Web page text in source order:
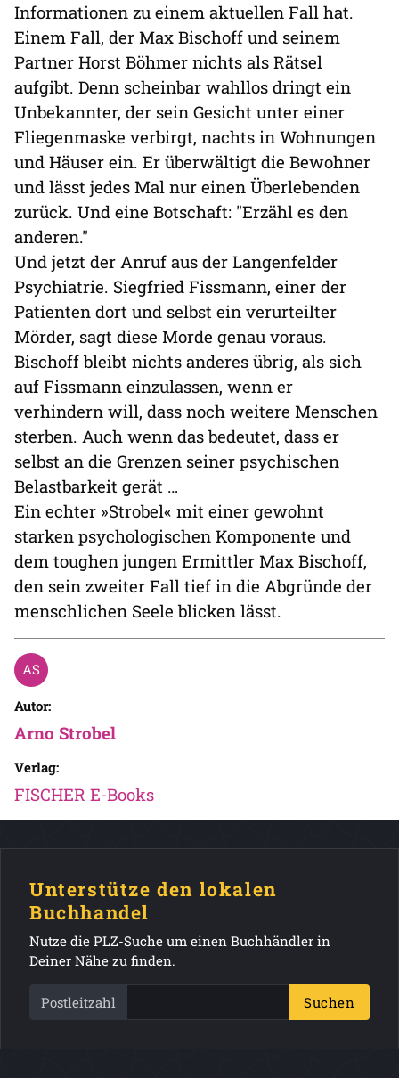
Informationen zu einem aktuellen Fall hat.
Einem Fall, der Max Bischoff und seinem
Partner Horst Böhmer nichts als Rätsel
aufgibt. Denn scheinbar wahllos dringt ein
Unbekannter, der sein Gesicht unter einer
Fliegenmaske verbirgt, nachts in Wohnungen
und Häuser ein. Er überwältigt die Bewohner
und lässt jedes Mal nur einen Überlebenden
zurück. Und eine Botschaft: "Erzähl es den
anderen."
Und jetzt der Anruf aus der Langenfelder
Psychiatrie. Siegfried Fissmann, einer der
Patienten dort und selbst ein verurteilter
Mörder, sagt diese Morde genau voraus.
Bischoff bleibt nichts anderes übrig, als sich
auf Fissmann einzulassen, wenn er
verhindern will, dass noch weitere Menschen
sterben. Auch wenn das bedeutet, dass er
selbst an die Grenzen seiner psychischen
Belastbarkeit gerät …
Ein echter »Strobel« mit einer gewohnt
starken psychologischen Komponente und
dem toughen jungen Ermittler Max Bischoff,
den sein zweiter Fall tief in die Abgründe der
menschlichen Seele blicken lässt.
Autor:
Arno Strobel
Verlag:
FISCHER E-Books
Unterstütze den lokalen
Buchhandel
Nutze die PLZ-Suche um einen Buchhändler in
Deiner Nähe zu finden.
Postleitzahl Suchen